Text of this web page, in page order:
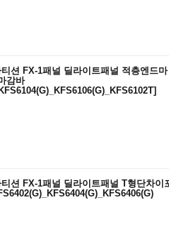
션 FX-1패널 딜라이트패널 적층엔드마
감바
션 FX-1패널 딜라이트패널 T형단차이